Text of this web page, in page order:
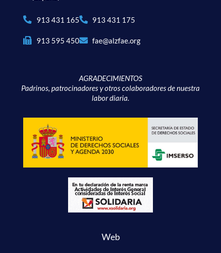
913 431 165 913 431 175
913 595 450 fae@alzfae.org
AGRADECIMIENTOS
Padrinos, patrocinadores y otros colaboradores de nuestra
labor diaria.
Web